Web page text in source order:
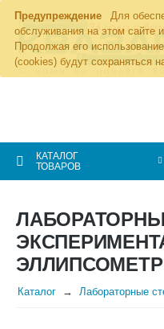
Предупреждение
Для
обслуживания на этом сайте
Продолжая его
(cookies) будут сохраняться
КАТАЛОГ
ТОВАРОВ
ЭЛЛИПСОМЕТР
Каталог Лабораторные